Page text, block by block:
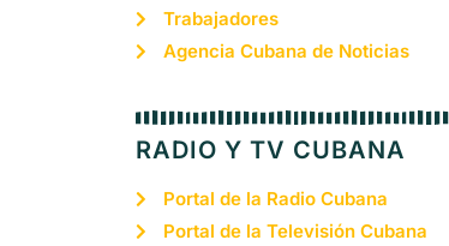
Trabajadores
Agencia Cubana de Noticias
RADIO Y TV CUBANA
Portal de la Radio Cubana
Portal de la Televisión Cubana